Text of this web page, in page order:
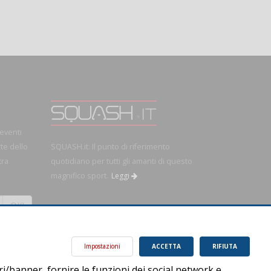
dello
OK!
SQUASH.it: Il punto di riferimento
quotidiano per tutti gli amanti di questo
magnifico sport.
Leggi
RIFIUTA
ACCETTA
Impostazioni